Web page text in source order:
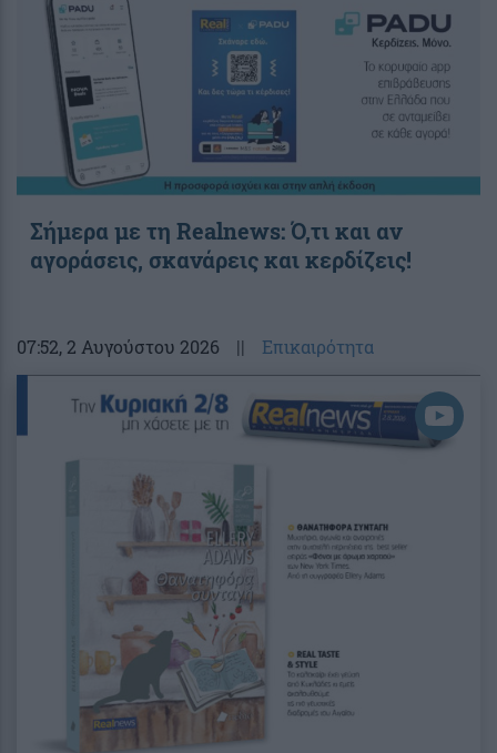
Σήμερα με τη Realnews: Ό,τι και αν
αγοράσεις, σκανάρεις και κερδίζεις!
07:52, 2 Αυγούστου 2026 || Επικαιρότητα